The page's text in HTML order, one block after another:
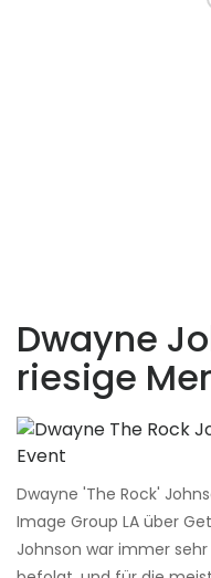
Dwayne
riesige
Dwayne 'The Rock'
Image Group LA über
Johnson war immer